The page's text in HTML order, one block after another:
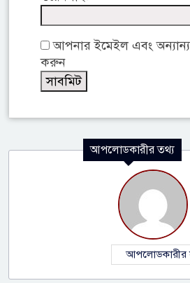
আপনার ইমেইল এবং
করুন
আপলোডকারীর তথ্য
আপলোডকারীর